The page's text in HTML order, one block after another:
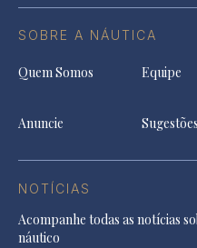
SOBRE A NÁUTICA
Quem Somos Equipe
Anuncie
NOTÍCIAS
Acompanhe todas as notícias
náutico